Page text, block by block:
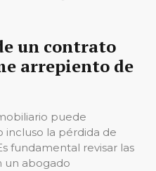
un contrato
arrepiento de
puede
incluso la pérdida de
fundamental revisar las
un abogado